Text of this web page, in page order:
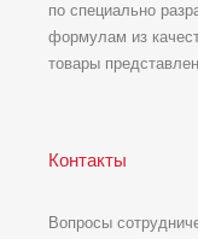
по специально
формулам из
товары
Контакты
Вопросы